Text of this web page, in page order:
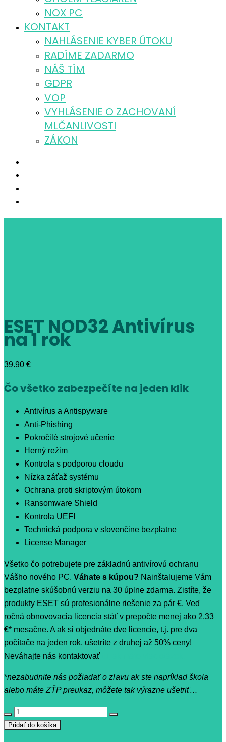
NOX PC
KONTAKT
NAHLÁSENIE KYBER ÚTOKU
RADÍME ZADARMO
NÁŠ TÍM
GDPR
VOP
VYHLÁSENIE O ZACHOVANÍ
MLČANLIVOSTI
ZÁKON
ESET NOD32 Antivírus
na 1 rok
39.90 €
Čo všetko zabezpečíte na jeden klik
Antivírus a Antispyware
Anti-Phishing
Pokročilé strojové učenie
Herný režim
Kontrola s podporou cloudu
Nízka záťaž systému
Ochrana proti skriptovým útokom
Ransomware Shield
Kontrola UEFI
Technická podpora v slovenčine bezplatne
License Manager
Všetko čo potrebujete pre základnú antivírovú ochranu
Vášho nového PC. Váhate s kúpou? Nainštalujeme Vám
bezplatne skúšobnú verziu na 30 úplne zdarma. Zistíte, že
produkty ESET sú profesionálne riešenie za pár €. Veď
ročná obnovovacia licencia stáť v prepočte menej ako 2,33
€* mesačne. A ak si objednáte dve licencie, t.j. pre dva
počítače na jeden rok, ušetríte z druhej až 50% ceny!
Neváhajte nás kontaktovať
*nezabudnite nás požiadať o zľavu ak ste napríklad škola
alebo máte ZŤP preukaz, môžete tak výrazne ušetriť…
množstvo
ESET
Pridať do košíka